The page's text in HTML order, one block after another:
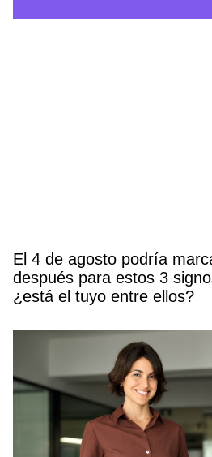
El 4 de agosto podría
después para estos 3
¿está el tuyo entre ellos?